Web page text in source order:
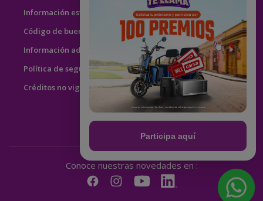
Información estadística de reclamos
Código de buenas prácticas
Información adicional al usuario
Política de seguridad y salud en el trabajo
Créditos no vigentes
Conoce nuestras novedades en :
Participa aquí